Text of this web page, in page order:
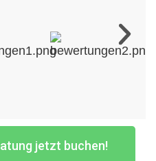
jetzt buchen!